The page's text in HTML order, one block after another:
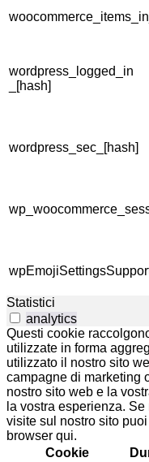
wordpress_logged_in
_[hash]
wordpress_sec_[hash]
Statistici
analytics
Questi cookie
utilizzate in forma
utilizzato il nostro sito
campagne di marketing
nostro sito web e la
la vostra esperienza.
visite sul nostro sito
browser qui.
Cookie